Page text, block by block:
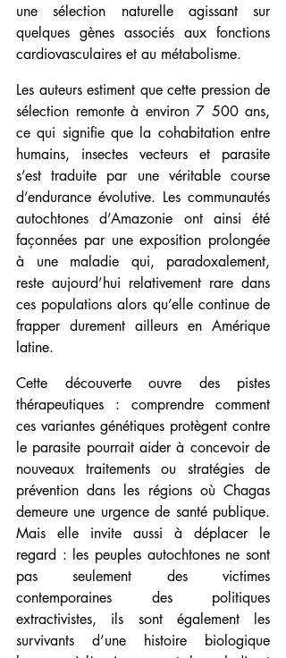
une sélection naturelle agissant sur
quelques gènes associés aux fonctions
cardiovasculaires et au métabolisme.
Les auteurs estiment que cette pression de
sélection remonte à environ 7 500 ans,
ce qui signifie que la cohabitation entre
humains, insectes vecteurs et parasite
s’est traduite par une véritable course
d’endurance évolutive. Les communautés
autochtones d’Amazonie ont ainsi été
façonnées par une exposition prolongée
à une maladie qui, paradoxalement,
reste aujourd’hui relativement rare dans
ces populations alors qu’elle continue de
frapper durement ailleurs en Amérique
latine.
Cette découverte ouvre des pistes
thérapeutiques : comprendre comment
ces variantes génétiques protègent contre
le parasite pourrait aider à concevoir de
nouveaux traitements ou stratégies de
prévention dans les régions où Chagas
demeure une urgence de santé publique.
Mais elle invite aussi à déplacer le
regard : les peuples autochtones ne sont
pas seulement des victimes
contemporaines des politiques
extractivistes, ils sont également les
survivants d’une histoire biologique